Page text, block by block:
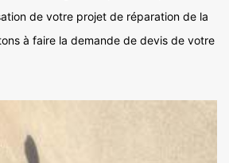
de votre projet de réparation de la
à faire la demande de devis de votre